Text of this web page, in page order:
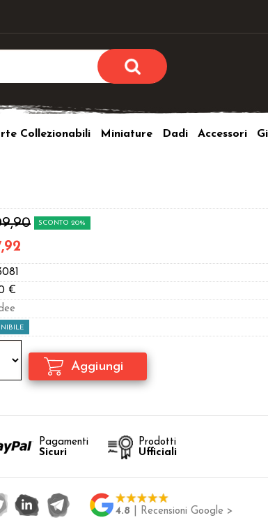
utente e la password e poi
Password:
Collezionabili Miniature Dadi Accessori
SCONTO 20%
€
Pagamenti
Sicuri
Prodotti
Ufficiali
4.8 | Recensioni Google >